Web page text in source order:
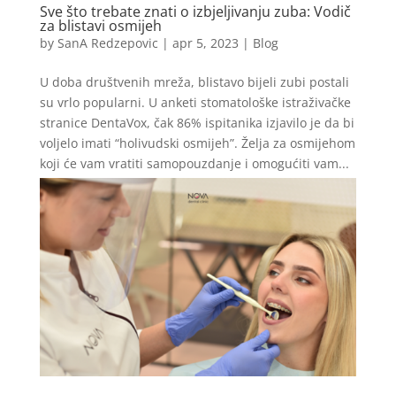
Sve što trebate znati o izbjeljivanju zuba: Vodič
za blistavi osmijeh
by SanA Redzepovic | apr 5, 2023 | Blog
U doba društvenih mreža, blistavo bijeli zubi postali
su vrlo popularni. U anketi stomatološke istraživačke
stranice DentaVox, čak 86% ispitanika izjavilo je da bi
voljelo imati “holivudski osmijeh”. Želja za osmijehom
koji će vam vratiti samopouzdanje i omogućiti vam...